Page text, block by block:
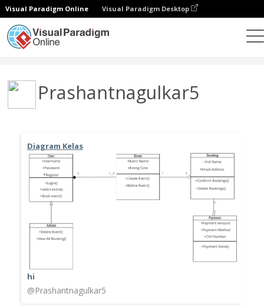
Visual Paradigm Online Visual Paradigm Desktop
Prashantnagulkar5
Diagram Kelas
hi
@Prashantnagulkar5